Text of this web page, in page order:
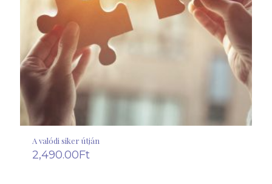
A valódi siker útján
2,490.00Ft